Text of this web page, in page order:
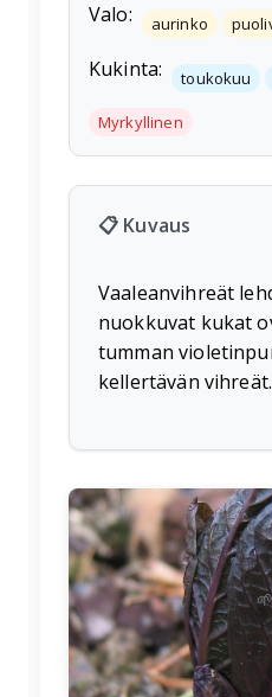
Valo: aurinko
Kukinta: toukokuu
Myrkyllinen
📋 Kuvaus
Vaaleanvihreät
nuokkuvat kukat
tumman
kellertävän vihreät.